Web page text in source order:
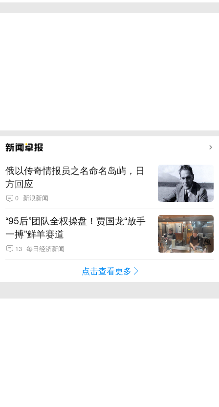
俄以传奇情报员之名命名岛屿，日
方回应
0 新浪新闻
“95后”团队全权操盘！贾国龙“放手
一搏”鲜羊赛道
13 每日经济新闻
点击查看更多